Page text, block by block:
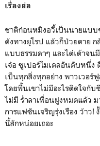
เรื่องย่อ
ชาติก่อนหมิงอวี้เป็นนายแบ
ดังทางยุโรป แล้วก็ป่วยตาย
แบบธรรมดาๆ และไต่เต้าจน
เจ๋อ ซูเปอร์โมเดลอันดับหนึ่ง
เป็นทุกสิ่งทุกอย่าง พาวเวอร์
โดยพื้นเขาไม่มีอะไรติดใจกั
ไม่มี ร่ำลาเพื่อนฝูงหมดแล้ว
การแฟชันเจริญรุ่งเรือง ว้าว!
นี้สักหน่อยเถอะ